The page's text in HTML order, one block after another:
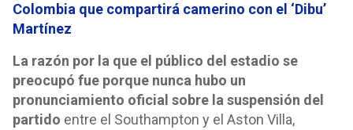
Colombia que compartirá camerino con el ‘Dibu’
Martínez
La razón por la que el público del estadio se
preocupó fue porque nunca hubo un
pronunciamiento oficial sobre la suspensión del
partido entre el Southampton y el Aston Villa,